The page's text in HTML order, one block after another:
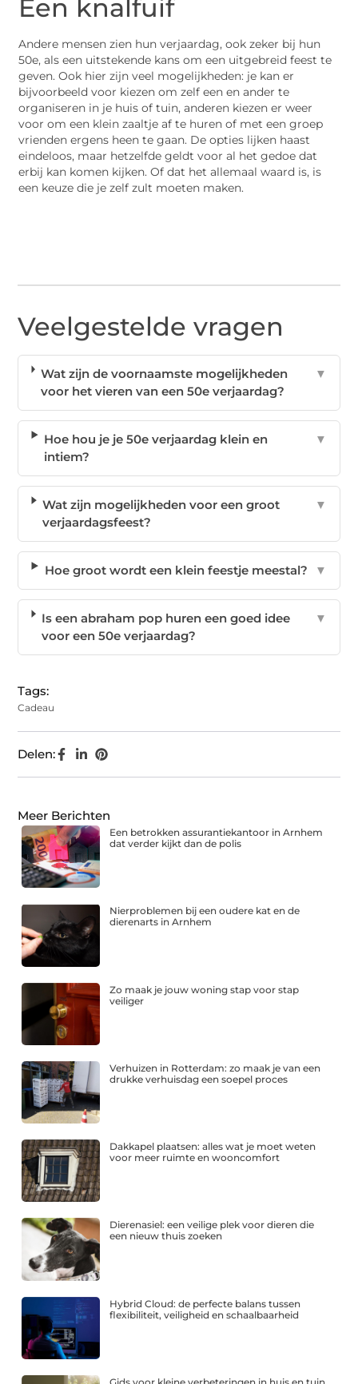
Een knalfuif
Andere mensen zien hun verjaardag, ook zeker bij hun
50e, als een uitstekende kans om een uitgebreid feest te
geven. Ook hier zijn veel mogelijkheden: je kan er
bijvoorbeeld voor kiezen om zelf een en ander te
organiseren in je huis of tuin, anderen kiezen er weer
voor om een klein zaaltje af te huren of met een groep
vrienden ergens heen te gaan. De opties lijken haast
eindeloos, maar hetzelfde geldt voor al het gedoe dat
erbij kan komen kijken. Of dat het allemaal waard is, is
een keuze die je zelf zult moeten maken.
Veelgestelde vragen
Wat zijn de voornaamste mogelijkheden
voor het vieren van een 50e verjaardag?
▼
Hoe hou je je 50e verjaardag klein en
intiem?
▼
Wat zijn mogelijkheden voor een groot
verjaardagsfeest?
▼
Hoe groot wordt een klein feestje meestal? ▼
Is een abraham pop huren een goed idee
voor een 50e verjaardag?
▼
Tags:
Cadeau
Delen:
Meer Berichten
Een betrokken assurantiekantoor in Arnhem
dat verder kijkt dan de polis
Nierproblemen bij een oudere kat en de
dierenarts in Arnhem
Zo maak je jouw woning stap voor stap
veiliger
Verhuizen in Rotterdam: zo maak je van een
drukke verhuisdag een soepel proces
Dakkapel plaatsen: alles wat je moet weten
voor meer ruimte en wooncomfort
Dierenasiel: een veilige plek voor dieren die
een nieuw thuis zoeken
Hybrid Cloud: de perfecte balans tussen
flexibiliteit, veiligheid en schaalbaarheid